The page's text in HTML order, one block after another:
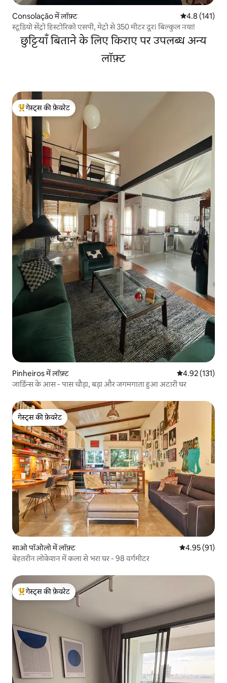
Consolação में लॉफ़्ट औसत रेटिंग 5 में
4.8 (141)
स्टूडियो सेंट्रो हिस्टोरिको एसपी, मेट्रो से 350 मीटर दूर। बिल्कुल नया!
छुट्टियाँ बिताने के लिए किराए पर उपलब्ध अन्य
लॉफ़्ट
गेस्ट्स का टॉप फ़ेवरेट
गेस्ट्स की फ़ेवरेट
Pinheiros में लॉफ़्ट औसत रेटिंग 5 में से
4.92 (131)
जार्डिन्स के आस - पास चौड़ा, बड़ा और जगमगाता हुआ अटारी घर
गेस्ट्स की फ़ेवरेट
गेस्ट्स की फ़ेवरेट
साओ पॉओलो में लॉफ़्ट औसत रेटिंग 5 में
4.95 (91)
बेहतरीन लोकेशन में कला से भरा घर - 98 वर्गमीटर
गेस्ट्स का टॉप फ़ेवरेट
गेस्ट्स की फ़ेवरेट